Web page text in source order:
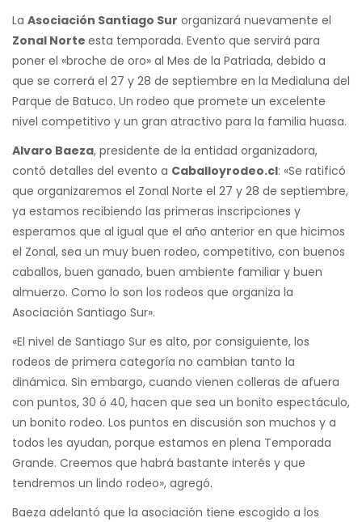
La Asociación Santiago Sur organizará nuevamente el
Zonal Norte esta temporada. Evento que servirá para
poner el «broche de oro» al Mes de la Patriada, debido a
que se correrá el 27 y 28 de septiembre en la Medialuna del
Parque de Batuco. Un rodeo que promete un excelente
nivel competitivo y un gran atractivo para la familia huasa.
Alvaro Baeza, presidente de la entidad organizadora,
contó detalles del evento a Caballoyrodeo.cl: «Se ratificó
que organizaremos el Zonal Norte el 27 y 28 de septiembre,
ya estamos recibiendo las primeras inscripciones y
esperamos que al igual que el año anterior en que hicimos
el Zonal, sea un muy buen rodeo, competitivo, con buenos
caballos, buen ganado, buen ambiente familiar y buen
almuerzo. Como lo son los rodeos que organiza la
Asociación Santiago Sur».
«El nivel de Santiago Sur es alto, por consiguiente, los
rodeos de primera categoría no cambian tanto la
dinámica. Sin embargo, cuando vienen colleras de afuera
con puntos, 30 ó 40, hacen que sea un bonito espectáculo,
un bonito rodeo. Los puntos en discusión son muchos y a
todos les ayudan, porque estamos en plena Temporada
Grande. Creemos que habrá bastante interés y que
tendremos un lindo rodeo», agregó.
Baeza adelantó que la asociación tiene escogido a los